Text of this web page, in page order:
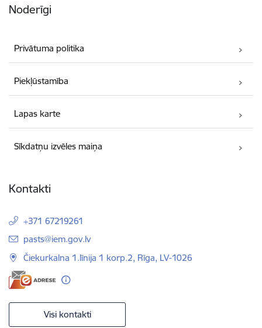
Noderīgi
Privātuma politika
Piekļūstamība
Lapas karte
Sīkdatņu izvēles maiņa
Kontakti
+371 67219261
E-pasts:
pasts@iem.gov.lv
Čiekurkalna 1.līnija 1 korp.2, Rīga, LV-1026
Visi kontakti